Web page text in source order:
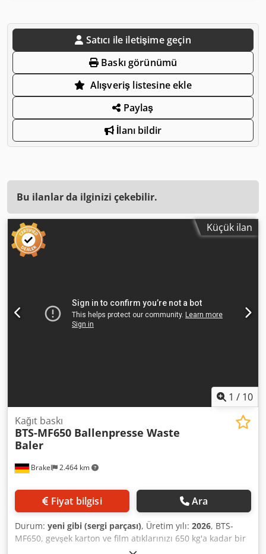
Satıcı ile iletişime geçin
Baskı görünümü
Alışveriş listesine ekle
Paylaş
İlanı bildir
Bu ilanlar da ilginizi çekebilir.
Küçük ilan
1 / 10
Brakel 2.464 km
Kağıt baskı
BTS-MF650 Ballenpresse Waste
Baler
Fiyat bilgisi Ara
Durum: yeni gibi (sergi parçası), Üretim yılı: 2026, BTS-
MF650, gevşek karton ve film atıklarınızı 650 kg'a kadar bir
balya halinde sıkıştırmak için ideal balya makinesidir.